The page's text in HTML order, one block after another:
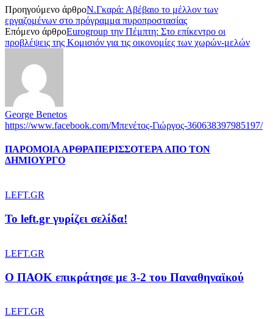
Προηγούμενο άρθροΝ.Γκαρά: Αβέβαιο το μέλλον των
εργαζομένων στο πρόγραμμα πυροπροστασίας
Επόμενο άρθροEurogroup την Πέμπτη: Στο επίκεντρο οι
προβλέψεις της Κομισιόν για τις οικονομίες των χωρών-μελών
George Benetos
https://www.facebook.com/Μπενέτος-Γιώργος-360638397985197/
ΠΑΡΟΜΟΙΑ ΑΡΘΡΑΠΕΡΙΣΣΟΤΕΡΑ ΑΠΟ ΤΟΝ
ΔΗΜΙΟΥΡΓΟ
LEFT.GR
To left.gr γυρίζει σελίδα!
LEFT.GR
Ο ΠΑΟΚ επικράτησε με 3-2 του Παναθηναϊκού
LEFT.GR